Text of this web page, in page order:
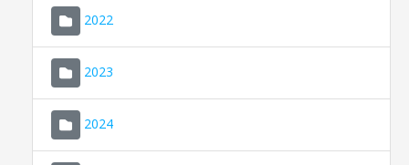
2022
2023
2024